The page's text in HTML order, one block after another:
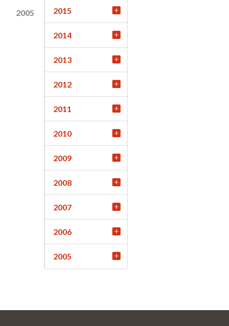
2005 2015
2014
2013
2012
2011
2010
2009
2008
2007
2006
2005